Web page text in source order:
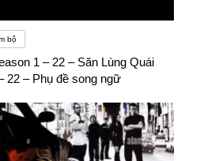
bộ
1 – 22 – Săn Lùng Quái
22 – Phụ đề song ngữ